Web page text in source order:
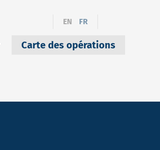
EN FR
Carte des opérations